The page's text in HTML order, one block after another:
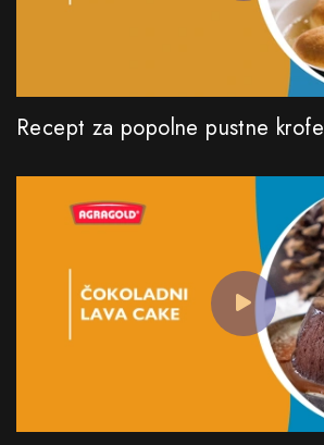
Recept za popolne pustne krofe